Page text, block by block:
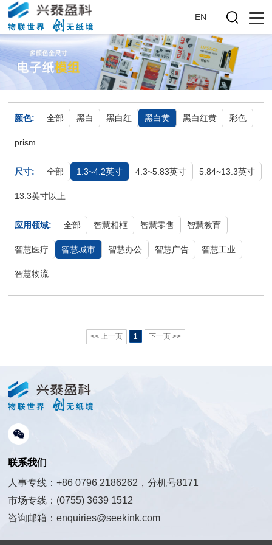
EN
颜色: 全部 黑白 黑白红 黑白黄 黑白红黄 彩色
prism
尺寸: 全部 1.3~4.2英寸 4.3~5.83英寸 5.84~13.3英寸
13.3英寸以上
应用领域: 全部 智慧相框 智慧零售 智慧教育
智慧医疗 智慧城市 智慧办公 智慧广告 智慧工业
智慧物流
<< 上一页 1 下一页 >>
联系我们
人事专线：+86 0796 2186262，分机号8171
市场专线：(0755) 3639 1512
咨询邮箱：enquiries@seekink.com